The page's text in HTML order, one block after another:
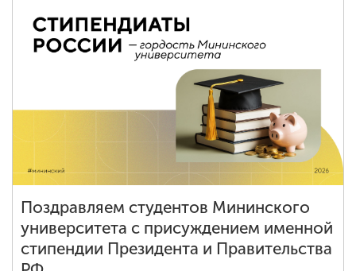
Поздравляем студентов Мининского
университета с присуждением именной
стипендии Президента и Правительства